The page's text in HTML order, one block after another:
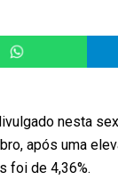
nesta
após uma
foi de 4,36%.